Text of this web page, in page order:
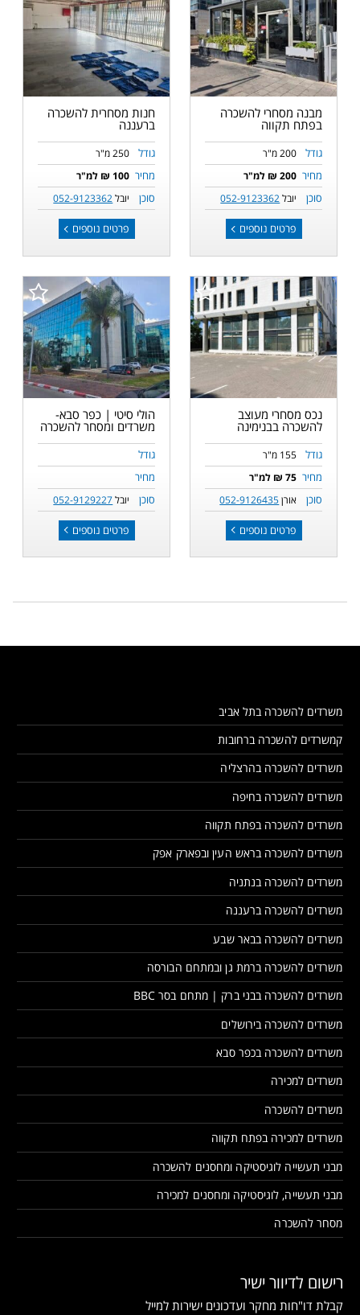
מבנה מסחרי להשכרה
בפתח תקווה
גודל 200 מ"ר
מחיר 200 ₪ למ"ר
סוכן יובל052-9123362
פרטים נוספים
חנות מסחרית להשכרה
ברעננה
גודל 250 מ"ר
מחיר 100 ₪ למ"ר
סוכן יובל052-9123362
פרטים נוספים
נכס מסחרי מעוצב
להשכרה בבנימינה
גודל 155 מ"ר
מחיר 75 ₪ למ"ר
סוכן אורן052-9126435
פרטים נוספים
הולי סיטי | כפר סבא-
משרדים ומסחר להשכרה
גודל
מחיר
סוכן
יובל052-9129227
פרטים נוספים
משרדים להשכרה בתל אביב
קמשרדים להשכרה ברחובות
משרדים להשכרה בהרצליה
משרדים להשכרה בחיפה
משרדים להשכרה בפתח תקווה
משרדים להשכרה בראש העין ובפארק אפק
משרדים להשכרה בנתניה
משרדים להשכרה ברעננה
משרדים להשכרה בבאר שבע
משרדים להשכרה ברמת גן ובמתחם הבורסה
משרדים להשכרה בבני ברק | מתחם בסר BBC
משרדים להשכרה בירושלים
משרדים להשכרה בכפר סבא
משרדים למכירה
משרדים להשכרה
משרדים למכירה בפתח תקווה
מבני תעשייה לוגיסטיקה ומחסנים להשכרה
מבני תעשייה, לוגיסטיקה ומחסנים למכירה
מסחר להשכרה
רישום לדיוור ישיר
קבלת דו"חות מחקר ועדכונים ישירות למייל